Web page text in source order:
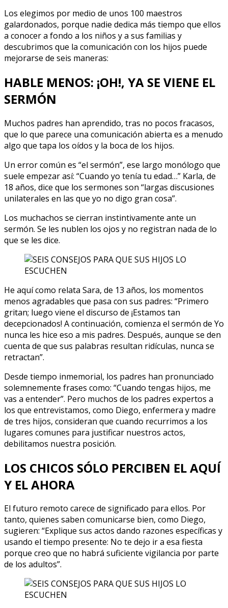
Los elegimos por medio de unos 100 maestros
galardonados, porque nadie dedica más tiempo que ellos
a conocer a fondo a los niños y a sus familias y
descubrimos que la comunicación con los hijos puede
mejorarse de seis maneras:
HABLE MENOS: ¡OH!, YA SE VIENE EL
SERMÓN
Muchos padres han aprendido, tras no pocos fracasos,
que lo que parece una comunicación abierta es a menudo
algo que tapa los oídos y la boca de los hijos.
Un error común es “el sermón”, ese largo monólogo que
suele empezar así: “Cuando yo tenía tu edad…” Karla, de
18 años, dice que los sermones son “largas discusiones
unilaterales en las que yo no digo gran cosa”.
Los muchachos se cierran instintivamente ante un
sermón. Se les nublen los ojos y no registran nada de lo
que se les dice.
He aquí como relata Sara, de 13 años, los momentos
menos agradables que pasa con sus padres: “Primero
gritan; luego viene el discurso de ¡Estamos tan
decepcionados! A continuación, comienza el sermón de Yo
nunca les hice eso a mis padres. Después, aunque se den
cuenta de que sus palabras resultan ridículas, nunca se
retractan”.
Desde tiempo inmemorial, los padres han pronunciado
solemnemente frases como: “Cuando tengas hijos, me
vas a entender”. Pero muchos de los padres expertos a
los que entrevistamos, como Diego, enfermera y madre
de tres hijos, consideran que cuando recurrimos a los
lugares comunes para justificar nuestros actos,
debilitamos nuestra posición.
LOS CHICOS SÓLO PERCIBEN EL AQUÍ
Y EL AHORA
El futuro remoto carece de significado para ellos. Por
tanto, quienes saben comunicarse bien, como Diego,
sugieren: “Explique sus actos dando razones específicas y
usando el tiempo presente: No te dejo ir a esa fiesta
porque creo que no habrá suficiente vigilancia por parte
de los adultos”.